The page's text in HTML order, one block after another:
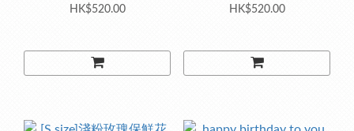
HK$520.00 HK$520.00